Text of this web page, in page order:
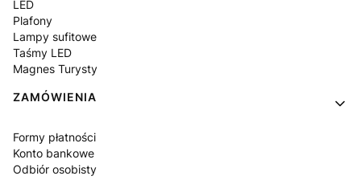
LED
Plafony
Lampy sufitowe
Taśmy LED
Magnes Turysty
ZAMÓWIENIA
Formy płatności
Konto bankowe
Odbiór osobisty